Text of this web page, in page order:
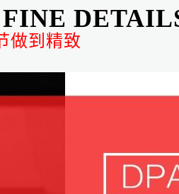
做到精致